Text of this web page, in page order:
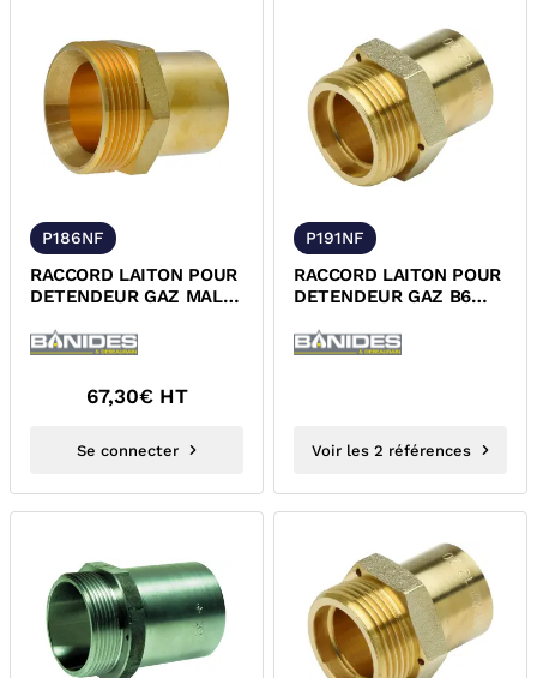
P186NF
RACCORD LAITON POUR
DETENDEUR GAZ MALE
NF
67,30€ HT
Se connecter
P191NF
RACCORD LAITON POUR
DETENDEUR GAZ B6
CUIVRE NF
Voir les 2 références